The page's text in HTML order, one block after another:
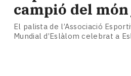
campió del
El palista de l’Associació
Mundial d’Eslàlom celebrat a